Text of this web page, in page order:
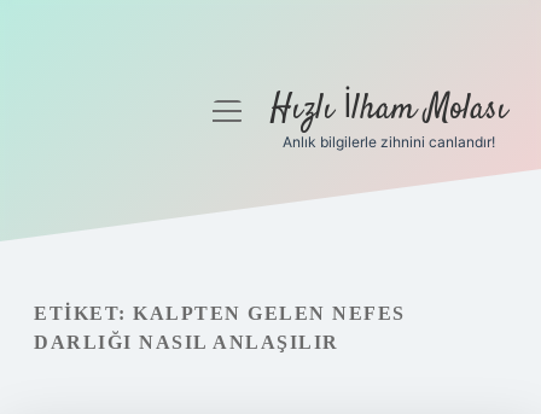
Gizlilik Politikası
Hakkımızda
menüyüHızlı İlham Molası
Anlık bilgilerle zihnini canlandır!
ETIKET: KALPTEN GELEN NEFES
DARLIĞI NASIL ANLAŞILIR